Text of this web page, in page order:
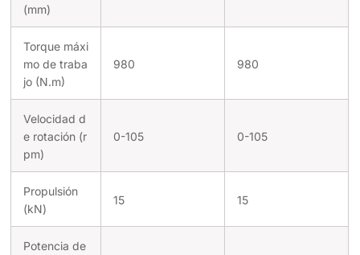
(mm)
Torque máxi
mo de traba
jo (N.m)
980 980
Velocidad d
e rotación (r
pm)
0-105 0-105
Propulsión
(kN)
15 15
Potencia de